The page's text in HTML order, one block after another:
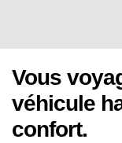
Vous
véhicule
confort.